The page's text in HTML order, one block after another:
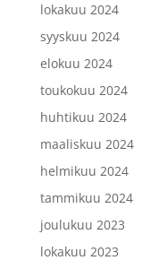
lokakuu 2024
syyskuu 2024
elokuu 2024
toukokuu 2024
huhtikuu 2024
maaliskuu 2024
helmikuu 2024
tammikuu 2024
joulukuu 2023
lokakuu 2023